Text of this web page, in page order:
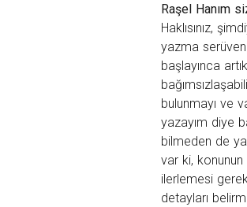
Raşel Hanım
Haklısınız,
yazma
başlayınca
bulunmayı ve
yazayım diye
bilmeden de
var ki,
ilerlemesi
detayları